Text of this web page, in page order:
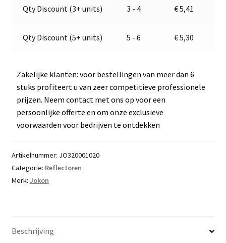
v
Qty Discount (3+ units) 3 - 4 €5,41
Qty Discount (5+ units) 5 - 6 €5,30
Zakelijke klanten: voor bestellingen van meer dan 6
stuks profiteert u van zeer competitieve professionele
prijzen. Neem contact met ons op voor een
persoonlijke offerte en om onze exclusieve
voorwaarden voor bedrijven te ontdekken
Artikelnummer: JO320001020
Categorie: Reflectoren
Merk: Jokon
Beschrijving